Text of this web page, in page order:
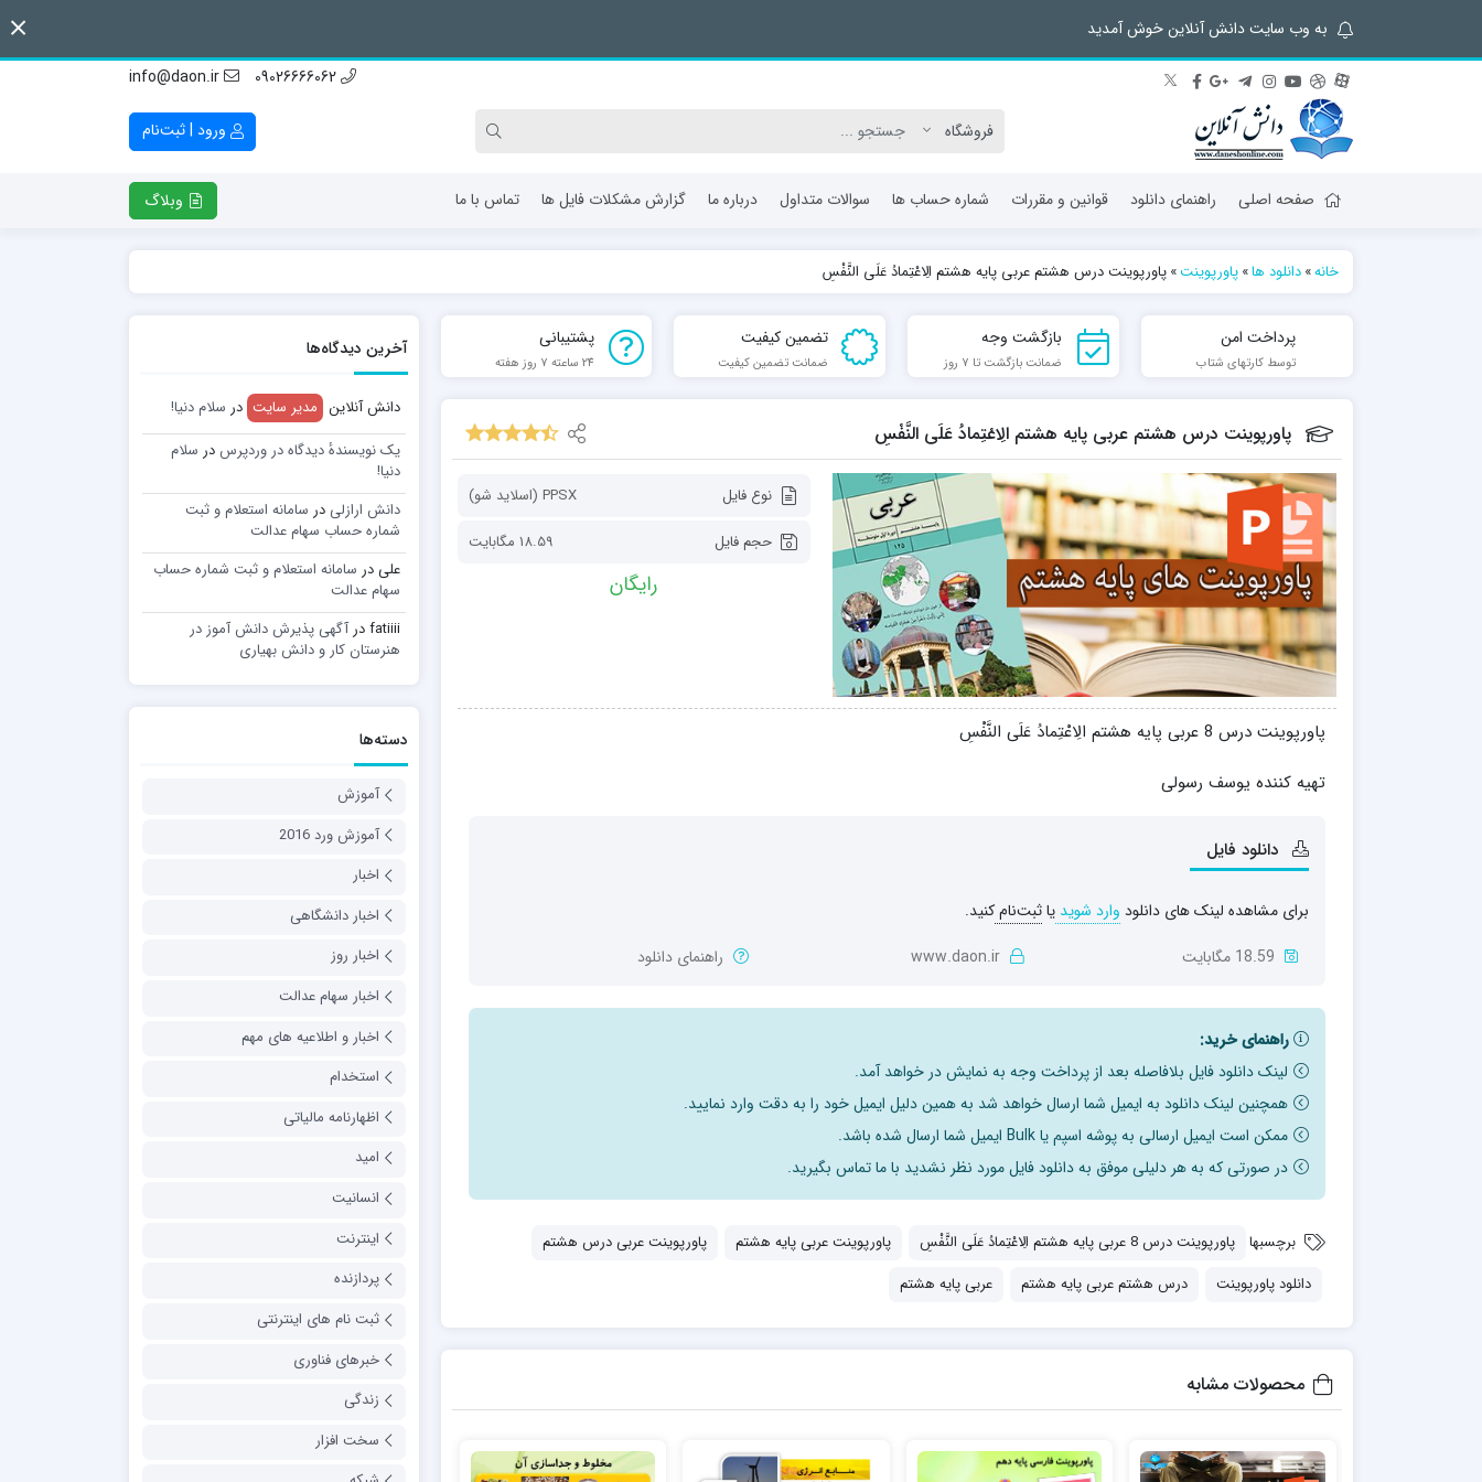
به وب سایت دانش آنلاین خوش آمدید
09026666062
info@daon.ir
ورود | ثبت‌نام
صفحه اصلی راهنمای دانلود قوانین و مقررات شماره حساب ها سوالات متداول درباره ما گزارش مشکلات فایل ها تماس با ما وبلاگ
خانه»دانلود ها»پاورپوینت»پاورپوینت درس هشتم عربی پایه هشتم الِاعْتِمادُ عَلَی النَّفْسِ
پرداخت امن
توسط کارتهای شتاب
بازگشت وجه
ضمانت بازگشت تا 7 روز
تضمین کیفیت
ضمانت تضمین کیفیت
پشتیبانی
24 ساعته 7 روز هفته
پاورپوینت درس هشتم عربی پایه هشتم الِاعْتِمادُ عَلَی النَّفْسِ
نوع فایل
PPSX (اسلاید شو)
حجم فایل
18.59 مگابایت
رایگان
پاورپوینت درس 8 عربی پایه هشتم الِاعْتِمادُ عَلَی النَّفْسِ
تهیه کننده یوسف رسولی
دانلود فایل
برای مشاهده لینک های دانلود وارد شوید یاثبت‌نامکنید.
18.59 مگابایت
www.daon.ir راهنمای دانلود
راهنمای خرید:
لینک دانلود فایل بلافاصله بعد از پرداخت وجه به نمایش در خواهد آمد.
همچنین لینک دانلود به ایمیل شما ارسال خواهد شد به همین دلیل ایمیل خود را به دقت وارد نمایید.
ممکن است ایمیل ارسالی به پوشه اسپم یا Bulk ایمیل شما ارسال شده باشد.
در صورتی که به هر دلیلی موفق به دانلود فایل مورد نظر نشدید با ما تماس بگیرید.
برچسبها پاورپوینت درس 8 عربی پایه هشتم الِاعْتِمادُ عَلَی النَّفْسِ پاورپوینت عربی پایه هشتم
پاورپوینت عربی درس هشتم
دانلود پاورپوینت
درس هشتم عربی پایه هشتم عربی پایه هشتم
محصولات مشابه
آخرین دیدگاه‌ها
دانش آنلاین مدیر سایت در سلام دنیا!
یک نویسندهٔ دیدگاه در وردپرس در سلام
دنیا!
دانش ارازلی در سامانه استعلام و ثبت
شماره حساب سهام عدالت
علیدر سامانه استعلام و ثبت شماره حساب
سهام عدالت
fatiiiiدرآگهی پذیرش دانش آموز در
هنرستان کار و دانش بهیاری
دسته‌ها
آموزش
آموزش ورد 2016
اخبار
اخبار دانشگاهی
اخبار روز
اخبار سهام عدالت
اخبار و اطلاعیه های مهم
استخدام
اظهارنامه مالیاتی
امید
انسانیت
اینترنت
پردازنده
ثبت نام های اینترنتی
خبرهای فناوری
زندگی
سخت افزار